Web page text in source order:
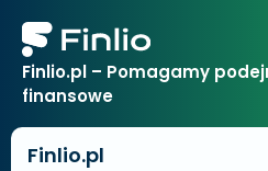
Finlio.pl – Pomagamy
finansowe
Finlio.pl